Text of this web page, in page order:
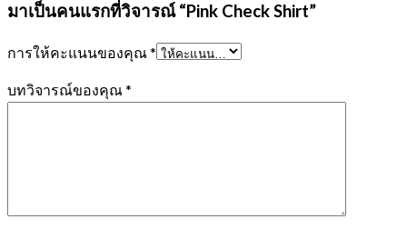
มาเป็นคนแรกที่วิจารณ์ “Pink Check Shirt”
การให้คะแนนของคุณ*
บทวิจารณ์ของคุณ*